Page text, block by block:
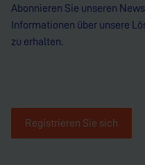
Abonnieren Sie unseren
Informationen über unsere
zu erhalten.
Registrieren Sie sich